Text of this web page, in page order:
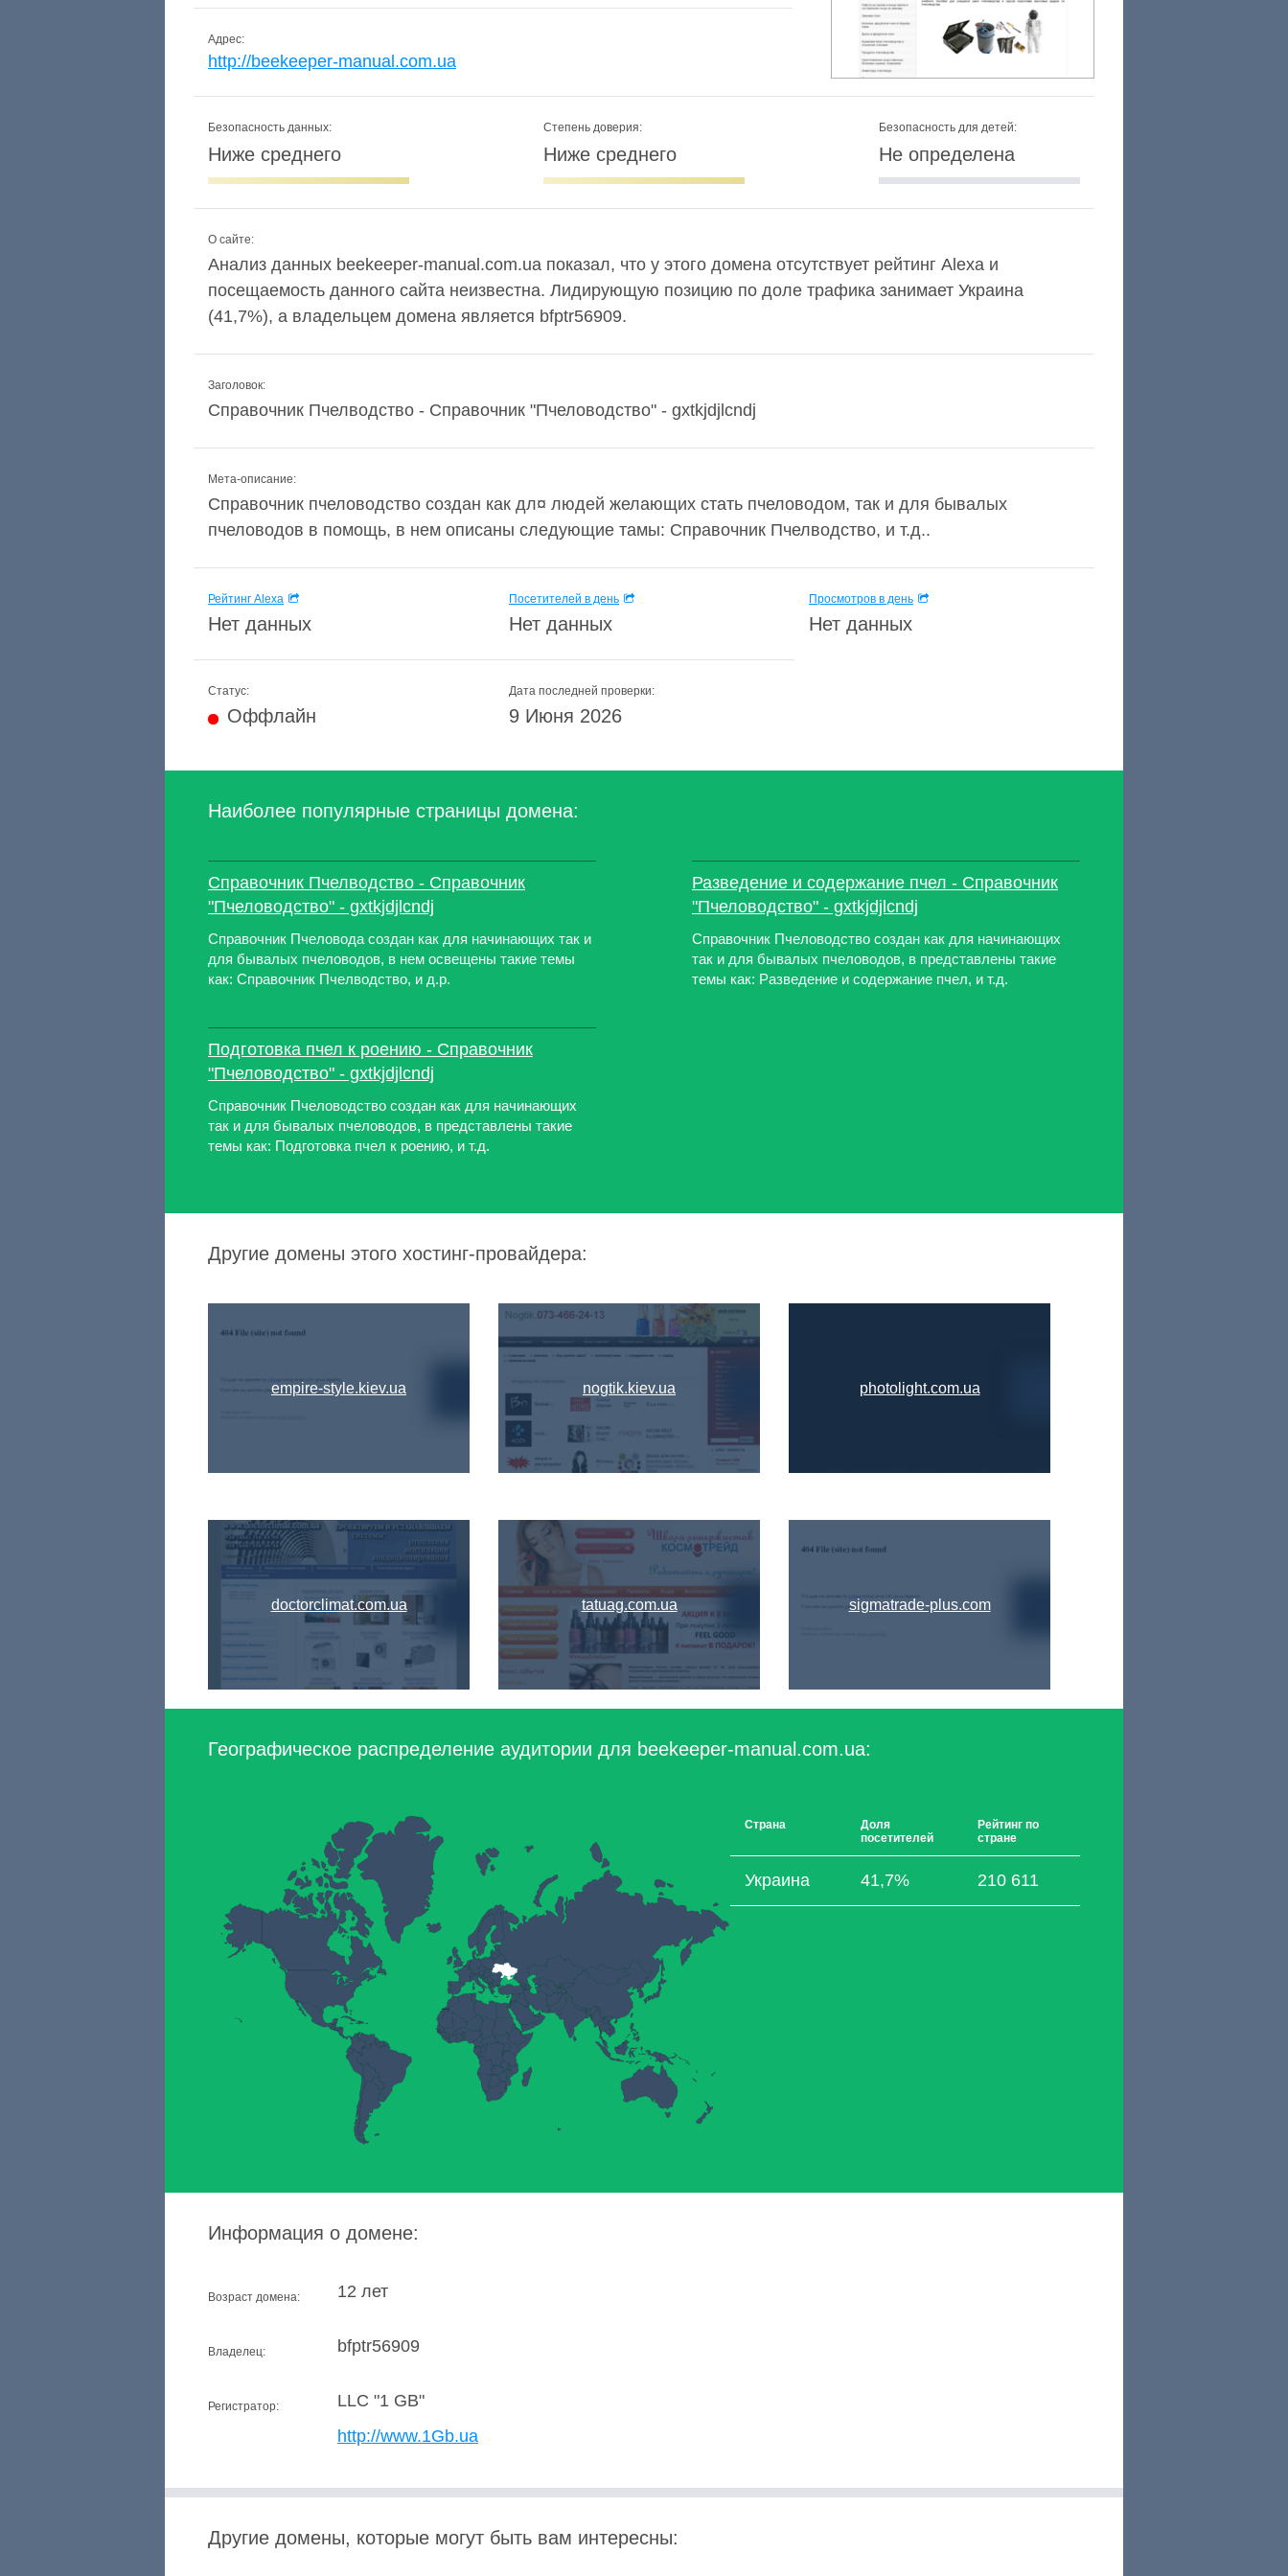
Адрес:
http://beekeeper-manual.com.ua
Безопасность данных:
Ниже среднего
Степень доверия:
Ниже среднего
Безопасность для детей:
Не определена
О сайте:
Анализ данных beekeeper-manual.com.ua показал, что у этого домена отсутствует рейтинг Alexa и
посещаемость данного сайта неизвестна. Лидирующую позицию по доле трафика занимает Украина
(41,7%), а владельцем домена является bfptr56909.
Заголовок:
Справочник Пчелводство - Справочник "Пчеловодство" - gxtkjdjlcndj
Мета-описание:
Справочник пчеловодство создан как дл¤ людей желающих стать пчеловодом, так и для бывалых
пчеловодов в помощь, в нем описаны следующие тамы: Справочник Пчелводство, и т.д..
Рейтинг Alexa
Нет данных
Посетителей в день
Нет данных
Просмотров в день
Нет данных
Статус:
Оффлайн
Дата последней проверки:
9 Июня 2026
Наиболее популярные страницы домена:
Справочник Пчелводство - Справочник
"Пчеловодство" - gxtkjdjlcndj
Справочник Пчеловода создан как для начинающих так и
для бывалых пчеловодов, в нем освещены такие темы
как: Справочник Пчелводство, и д.р.
Подготовка пчел к роению - Справочник
"Пчеловодство" - gxtkjdjlcndj
Справочник Пчеловодство создан как для начинающих
так и для бывалых пчеловодов, в представлены такие
темы как: Подготовка пчел к роению, и т.д.
Разведение и содержание пчел - Справочник
"Пчеловодство" - gxtkjdjlcndj
Справочник Пчеловодство создан как для начинающих
так и для бывалых пчеловодов, в представлены такие
темы как: Разведение и содержание пчел, и т.д.
Другие домены этого хостинг-провайдера:
empire-style.kiev.ua
doctorclimat.com.ua
nogtik.kiev.ua
tatuag.com.ua
photolight.com.ua
sigmatrade-plus.com
Географическое распределение аудитории для beekeeper-manual.com.ua:
Страна
Доля
посетителей
Рейтинг по
стране
Украина 41,7% 210 611
Информация о домене:
Возраст домена: 12 лет
Владелец: bfptr56909
Регистратор:
LLC "1 GB"
http://www.1Gb.ua
Другие домены, которые могут быть вам интересны: